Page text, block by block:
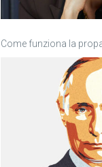
Come funziona la